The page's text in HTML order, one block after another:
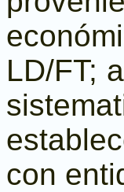
LD/FT;
con